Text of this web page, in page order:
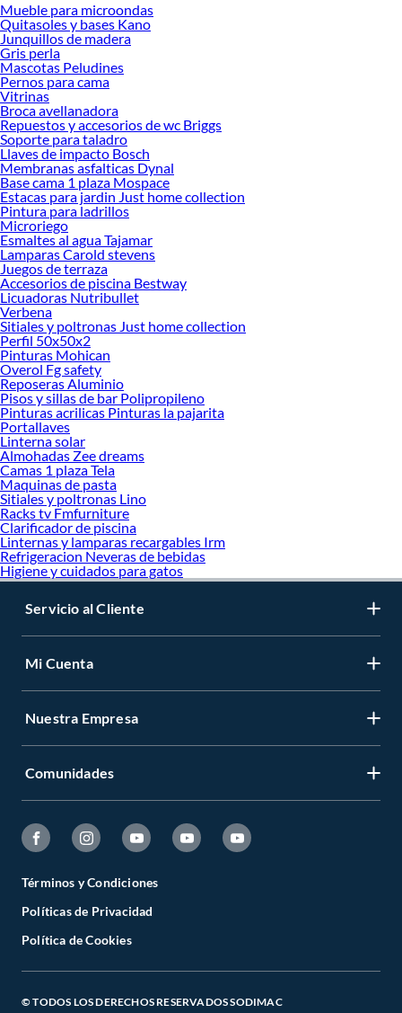
Desde remodelaciones hasta proyectos de decoración, estamos aquí para hacer
tus ideas realidad. ¡Visítanos y encuentra todo lo que tenemos para ofrecerte en
Visicooler!
Explora la variedad de productos de Visicooler en Sodimac
Herramientas, materiales y accesorios de calidad para tus proyectos y
renovación de espacios. ¡Visítanos y descubre todo lo que tenemos para
ofrecerte!
Encuentra una amplia variedad de productos de Visicooler en Sodimac.
Encuentra todo lo necesario para tus proyectos de renovación y decoración.
¡Visítanos y haz tus ideas realidad!
Mueble para microondas
Quitasoles y bases Kano
Junquillos de madera
Gris perla
Mascotas Peludines
Pernos para cama
Vitrinas
Broca avellanadora
Repuestos y accesorios de wc Briggs
Soporte para taladro
Llaves de impacto Bosch
Membranas asfalticas Dynal
Base cama 1 plaza Mospace
Estacas para jardin Just home collection
Pintura para ladrillos
Microriego
Esmaltes al agua Tajamar
Lamparas Carold stevens
Juegos de terraza
Accesorios de piscina Bestway
Licuadoras Nutribullet
Verbena
Sitiales y poltronas Just home collection
Perfil 50x50x2
Pinturas Mohican
Overol Fg safety
Reposeras Aluminio
Pisos y sillas de bar Polipropileno
Pinturas acrilicas Pinturas la pajarita
Portallaves
Linterna solar
Almohadas Zee dreams
Camas 1 plaza Tela
Maquinas de pasta
Sitiales y poltronas Lino
Racks tv Fmfurniture
Clarificador de piscina
Linternas y lamparas recargables Irm
Refrigeracion Neveras de bebidas
Higiene y cuidados para gatos
Servicio al Cliente
Mi Cuenta
Nuestra Empresa
Comunidades
Términos y Condiciones
Políticas de Privacidad
Política de Cookies
© TODOS LOS DERECHOS RESERVADOS SODIMAC